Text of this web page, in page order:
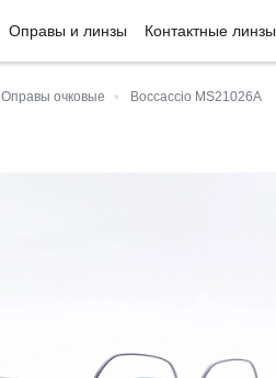
Оправы и линзы Контактные линзы
Оправы очковые • Boccaccio MS21026A